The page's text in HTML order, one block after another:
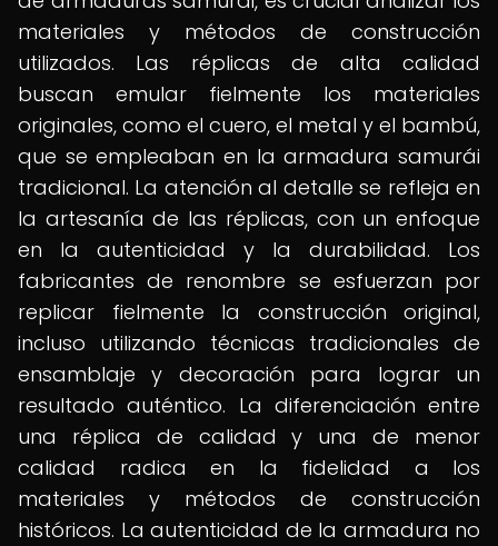
materiales y métodos de construcción
utilizados. Las réplicas de alta calidad
buscan emular fielmente los materiales
originales, como el cuero, el metal y el bambú,
que se empleaban en la armadura samurái
tradicional. La atención al detalle se refleja en
la artesanía de las réplicas, con un enfoque
en la autenticidad y la durabilidad. Los
fabricantes de renombre se esfuerzan por
replicar fielmente la construcción original,
incluso utilizando técnicas tradicionales de
ensamblaje y decoración para lograr un
resultado auténtico. La diferenciación entre
una réplica de calidad y una de menor
calidad radica en la fidelidad a los
materiales y métodos de construcción
históricos. La autenticidad de la armadura no